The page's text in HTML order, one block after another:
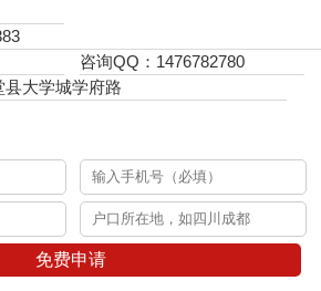
咨询QQ：1476782780
大学城学府路
免费申请